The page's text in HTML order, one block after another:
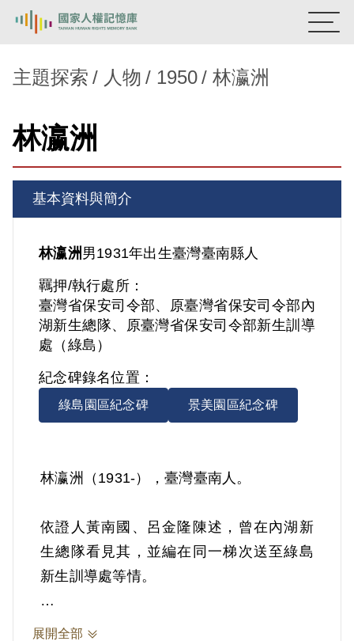
新生訓導處
主題探索
背景知識
關於我們
意見信箱
主題探索 人物 1950 林瀛洲
林瀛洲
基本資料與簡介
林瀛洲 男1931年出生臺灣臺南縣人
羈押/執行處所：
臺灣省保安司令部、原臺灣省保安司令部內
湖新生總隊、原臺灣省保安司令部新生訓導
處（綠島）
紀念碑錄名位置：
綠島園區紀念碑 景美園區紀念碑
林瀛洲（1931-），臺灣臺南人。
依證人黃南國、呂金隆陳述，曾在內湖新
生總隊看見其，並編在同一梯次送至綠島
新生訓導處等情。
其於2003年1月向補償基金會提出申請，
展開全部